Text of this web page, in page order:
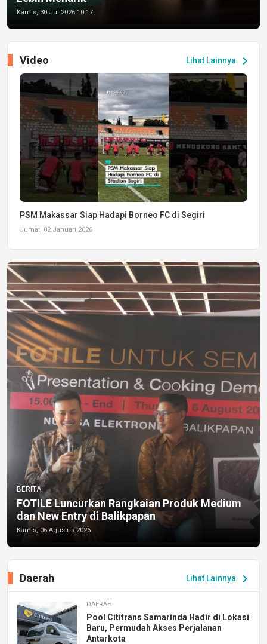
Kamis, 30 Jul 2026 10:17
Lihat Lainnya chevron_right
Video
PSM Makassar Siap Hadapi Borneo FC di Segiri
Jumat, 02 Januari 2026
BERITA
FOTILE Luncurkan Rangkaian Produk Medium
dan New Entry di Balikpapan
Kamis, 06 Agustus 2026
Lihat Lainnya chevron_right
Daerah
DAERAH
Pool Cititrans Samarinda Hadir di Lokasi
Baru, Permudah Akses Perjalanan
Antarkota